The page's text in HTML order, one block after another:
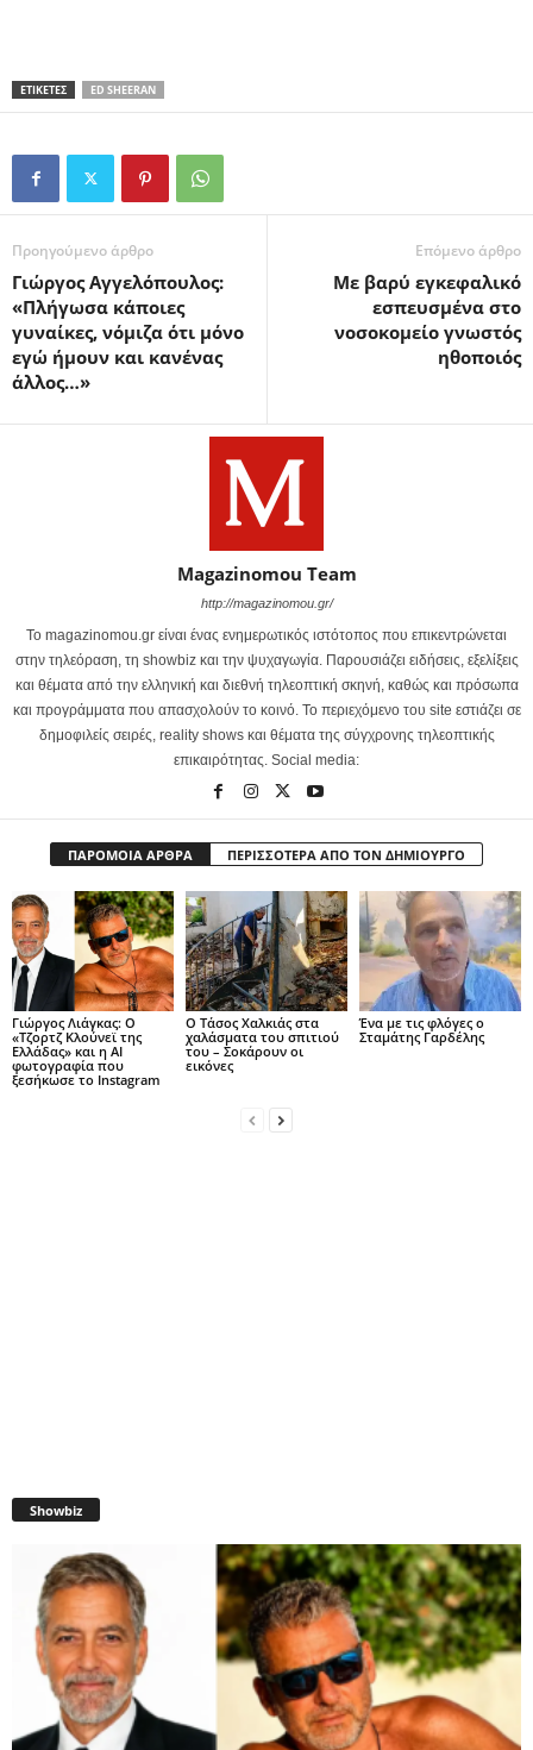
ΕΤΙΚΕΤΕΣ ED SHEERAN
Προηγούμενο άρθρο
Γιώργος Αγγελόπουλος:
«Πλήγωσα κάποιες
γυναίκες, νόμιζα ότι μόνο
εγώ ήμουν και κανένας
άλλος…»
Επόμενο άρθρο
Με βαρύ εγκεφαλικό
εσπευσμένα στο
νοσοκομείο γνωστός
ηθοποιός
Magazinomou Team
http://magazinomou.gr/
Το magazinomou.gr είναι ένας ενημερωτικός ιστότοπος που επικεντρώνεται
στην τηλεόραση, τη showbiz και την ψυχαγωγία. Παρουσιάζει ειδήσεις, εξελίξεις
και θέματα από την ελληνική και διεθνή τηλεοπτική σκηνή, καθώς και πρόσωπα
και προγράμματα που απασχολούν το κοινό. Το περιεχόμενο του site εστιάζει σε
δημοφιλείς σειρές, reality shows και θέματα της σύγχρονης τηλεοπτικής
επικαιρότητας. Social media:
ΠΑΡΟΜΟΙΑ ΑΡΘΡΑ ΠΕΡΙΣΣΟΤΕΡΑ ΑΠΟ ΤΟΝ ΔΗΜΙΟΥΡΓΟ
Γιώργος Λιάγκας: Ο
«Τζορτζ Κλούνεϊ της
Ελλάδας» και η AI
φωτογραφία που
ξεσήκωσε το Instagram
Ο Τάσος Χαλκιάς στα
χαλάσματα του σπιτιού
του – Σοκάρουν οι
εικόνες
Ένα με τις φλόγες ο
Σταμάτης Γαρδέλης
Showbiz